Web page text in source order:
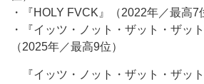
・『HOLY FVCK』（2022年／最高7
・『イッツ・ノット・ザット・ザッ
（2025年／最高9位）
『イッツ・ノット・ザット・ザッ